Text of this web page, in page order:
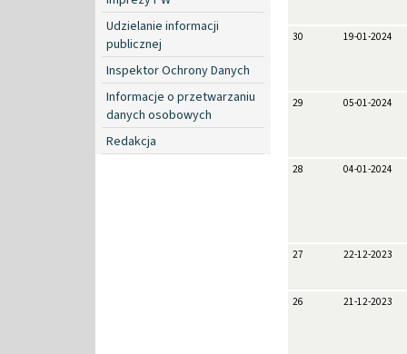
Udzielanie informacji
publicznej
Inspektor Ochrony Danych
Informacje o przetwarzaniu
danych osobowych
Redakcja
30 19-01-2024
29 05-01-2024
28 04-01-2024
27 22-12-2023
26 21-12-2023